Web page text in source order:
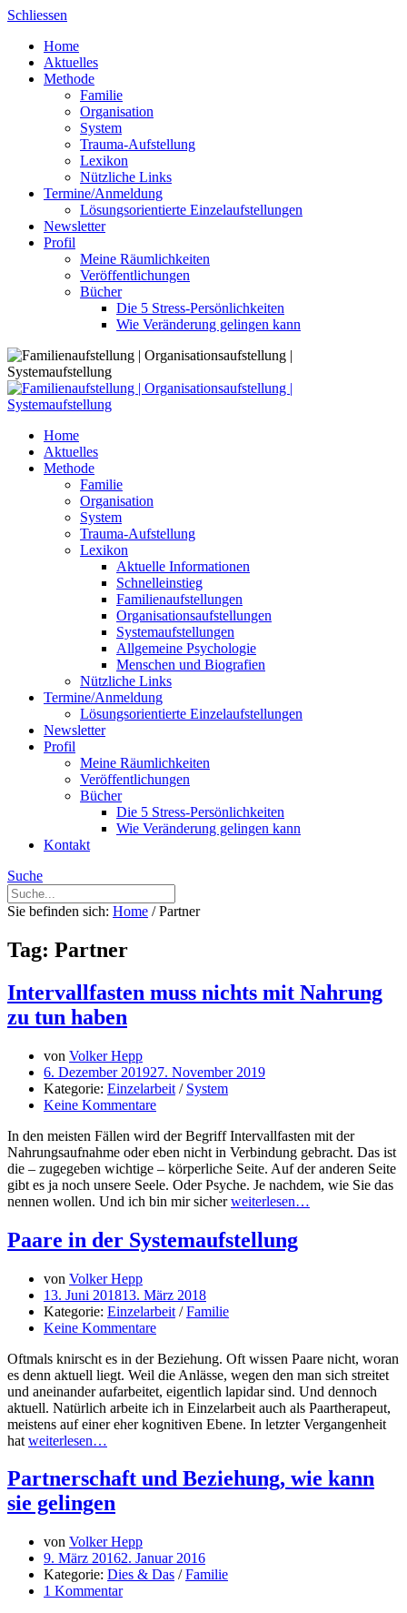
Skip
content
Schliessen
Home
Aktuelles
Methode
Familie
Organisation
System
Trauma-Aufstellung
Lexikon
Nützliche Links
Termine/Anmeldung
Lösungsorientierte Einzelaufstellungen
Newsletter
Profil
Meine Räumlichkeiten
Veröffentlichungen
Bücher
Die 5 Stress-Persönlichkeiten
Wie Veränderung gelingen kann
Home
Aktuelles
Methode
Familie
Organisation
System
Trauma-Aufstellung
Lexikon
Aktuelle Informationen
Schnelleinstieg
Familienaufstellungen
Organisationsaufstellungen
Systemaufstellungen
Allgemeine Psychologie
Menschen und Biografien
Nützliche Links
Termine/Anmeldung
Lösungsorientierte Einzelaufstellungen
Newsletter
Profil
Meine Räumlichkeiten
Veröffentlichungen
Bücher
Die 5 Stress-Persönlichkeiten
Wie Veränderung gelingen kann
Kontakt
Suche
Sie befinden sich: Home / Partner
Tag: Partner
Intervallfasten muss nichts mit Nahrung
zu tun haben
von Volker Hepp
6. Dezember 201927. November 2019
Kategorie: Einzelarbeit / System
Keine Kommentare
In den meisten Fällen wird der Begriff Intervallfasten mit der
Nahrungsaufnahme oder eben nicht in Verbindung gebracht. Das ist
die – zugegeben wichtige – körperliche Seite. Auf der anderen Seite
gibt es ja noch unsere Seele. Oder Psyche. Je nachdem, wie Sie das
nennen wollen. Und ich bin mir sicherweiterlesen…
Paare in der Systemaufstellung
von Volker Hepp
13. Juni 201813. März 2018
Kategorie: Einzelarbeit /Familie
Keine Kommentare
Oftmals knirscht es in der Beziehung. Oft wissen Paare nicht, woran
es denn aktuell liegt. Weil die Anlässe, wegen den man sich streitet
und aneinander aufarbeitet, eigentlich lapidar sind. Und dennoch
aktuell. Natürlich arbeite ich in Einzelarbeit auch als Paartherapeut,
meistens auf einer eher kognitiven Ebene. In letzter Vergangenheit
hat weiterlesen…
Partnerschaft und Beziehung, wie kann
sie gelingen
von Volker Hepp
9. März 20162. Januar 2016
Kategorie: Dies & Das /Familie
1 Kommentar